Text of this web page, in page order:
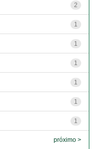
2
1
1
1
1
1
1
próximo >